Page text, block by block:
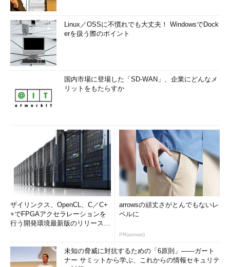
Linux／OSSに不慣れでも大丈夫！ WindowsでDock
erを扱う際のポイント
国内市場に登場した「SD-WAN」、企業にどんなメ
リットをもたらすか
ザイリンクス、OpenCL、C／C+
+でFPGAアクセラレーションを
行う開発環境最新版のリリースを
arrowsの頑丈さがとんでもないレ
ベルに
PR(arrows)
未知の脅威に対抗するための「6原則」――ガート
ナー サミットから学ぶ、これからの情報セキュリテ